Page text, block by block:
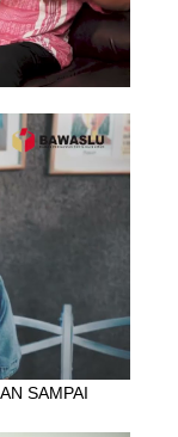
SAMPAI